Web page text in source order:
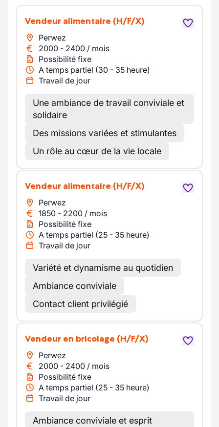
Vendeur alimentaire (H/F/X)
Perwez
2000 - 2400 / mois
Possibilité fixe
A temps partiel (30 - 35 heure)
Travail de jour
Une ambiance de travail conviviale et
solidaire
Des missions variées et stimulantes
Un rôle au cœur de la vie locale
Vendeur alimentaire (H/F/X)
Perwez
1850 - 2200 / mois
Possibilité fixe
A temps partiel (25 - 35 heure)
Travail de jour
Variété et dynamisme au quotidien
Ambiance conviviale
Contact client privilégié
Vendeur en bricolage (H/F/X)
Perwez
2000 - 2400 / mois
Possibilité fixe
A temps partiel (25 - 35 heure)
Travail de jour
Ambiance conviviale et esprit